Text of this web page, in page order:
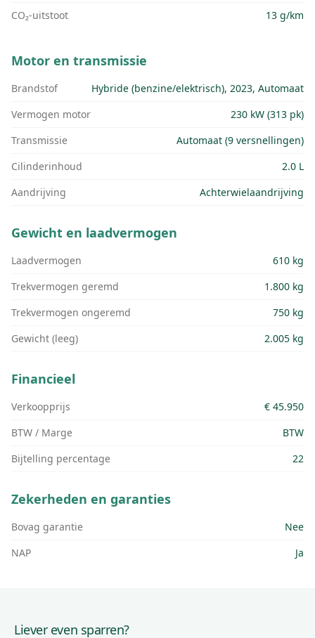
CO₂-uitstoot
13 g/km
Motor en transmissie
Brandstof
Hybride (benzine/elektrisch), 2023, Automaat
Vermogen motor
230 kW (313 pk)
Transmissie
Automaat (9 versnellingen)
Cilinderinhoud
2.0 L
Aandrijving
Achterwielaandrijving
Gewicht en laadvermogen
Laadvermogen
610 kg
Trekvermogen geremd
1.800 kg
Trekvermogen ongeremd
750 kg
Gewicht (leeg)
2.005 kg
Financieel
Verkoopprijs
€ 45.950
BTW / Marge
BTW
Bijtelling percentage
22
Zekerheden en garanties
Bovag garantie
Nee
NAP
Ja
Liever even sparren?